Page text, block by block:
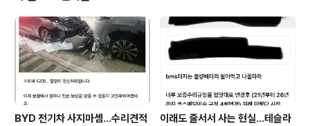
eaks at a whopping 1,321 kW. Going from 4% to
10% takes ..
BYD 전기차 사지마셈...수리견적
이래도 줄서서 사는 현실…테슬라